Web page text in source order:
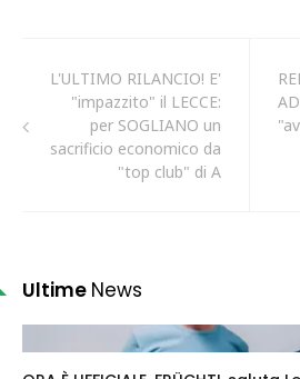
L'ULTIMO RILANCIO! E'
"impazzito" il LECCE:
per SOGLIANO un
sacrificio economico da
"top club" di A
Ultime News